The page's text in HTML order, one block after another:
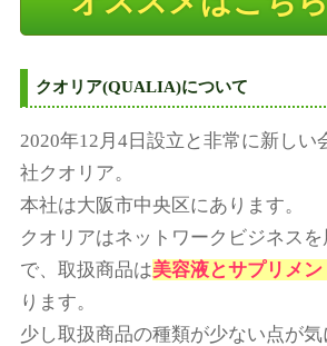
クオリア(QUALIA)について
2020年12月4日設立と非常に新しい
社クオリア。
本社は大阪市中央区にあります。
クオリアはネットワークビジネス
で、取扱商品は美容液とサプリメ
ります。
少し取扱商品の種類が少ない点が気